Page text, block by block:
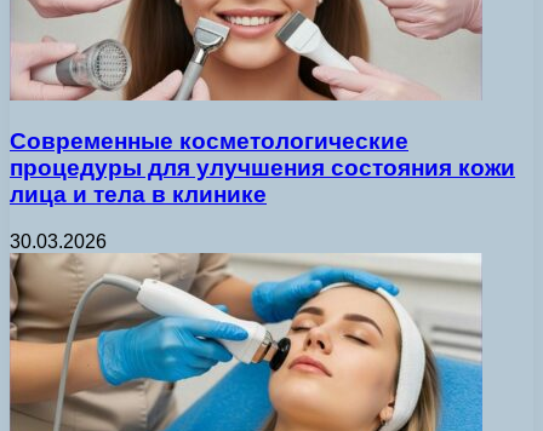
Современные косметологические
процедуры для улучшения состояния кожи
лица и тела в клинике
30.03.2026